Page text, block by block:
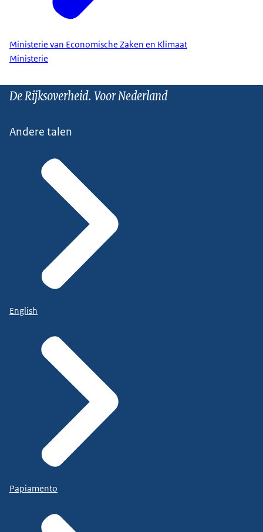
Ministerie van Economische Zaken en Klimaat
Ministerie
De Rijksoverheid. Voor Nederland
Andere talen
English
Papiamento